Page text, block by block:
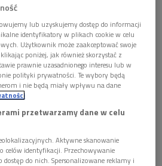
dorobku reżyserskim
pokazu w Iluzjonie nie
debiutanckiej komedii z 1979
oraz pochodzącego z 2001
autora: "film ten jest
łączącą plan współczesny
filmów reżysera uznaje się
lub uzyskujemy dostęp do informacji
identyfikatory w plikach cookie w celu
Użytkownik może zaakceptować swoje
poniżej, jak również skorzystać z
prawnie uzasadnionego interesu lub w
polityki prywatności. Te wybory będą
i nie będą miały wpływu na dane
przetwarzamy dane w celu
Aktywne skanowanie
celów identyfikacji. Przechowywanie
do nich. Spersonalizowane reklamy i